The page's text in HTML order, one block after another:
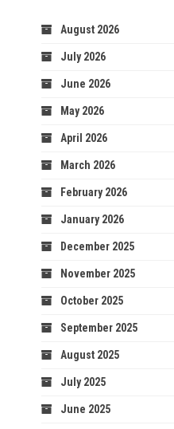
August 2026
July 2026
June 2026
May 2026
April 2026
March 2026
February 2026
January 2026
December 2025
November 2025
October 2025
September 2025
August 2025
July 2025
June 2025